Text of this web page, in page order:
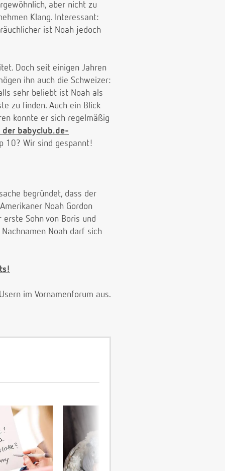
aber nicht zu
Klang. Interessant:
ist Noah jedoch
Doch seit einigen Jahren
ihn auch die Schweizer:
sehr beliebt ist Noah als
zu finden. Auch ein Blick
konnte er sich regelmäßig
der babyclub.de-
10? Wir sind gespannt!
begründet, dass der
Noah Gordon
erste Sohn von Boris und
Noah darf sich
im Vornamenforum aus.